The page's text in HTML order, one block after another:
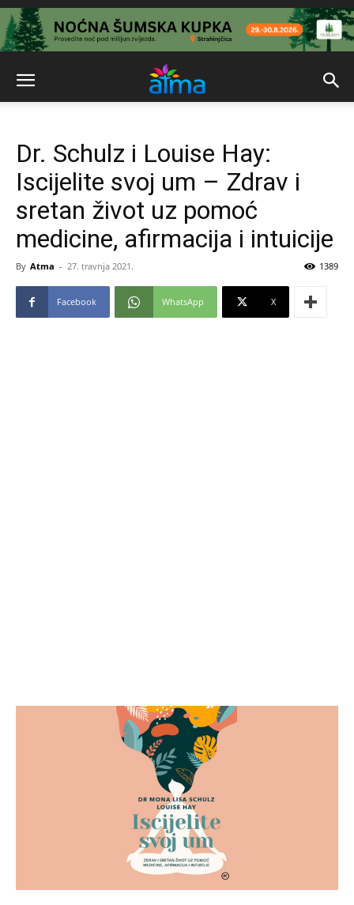
Dr. Schulz i Louise Hay:
Iscijelite svoj um – Zdrav i
sretan život uz pomoć
medicine, afirmacija i intuicije
By Atma - 27. travnja 2021. 1389
Facebook WhatsApp X